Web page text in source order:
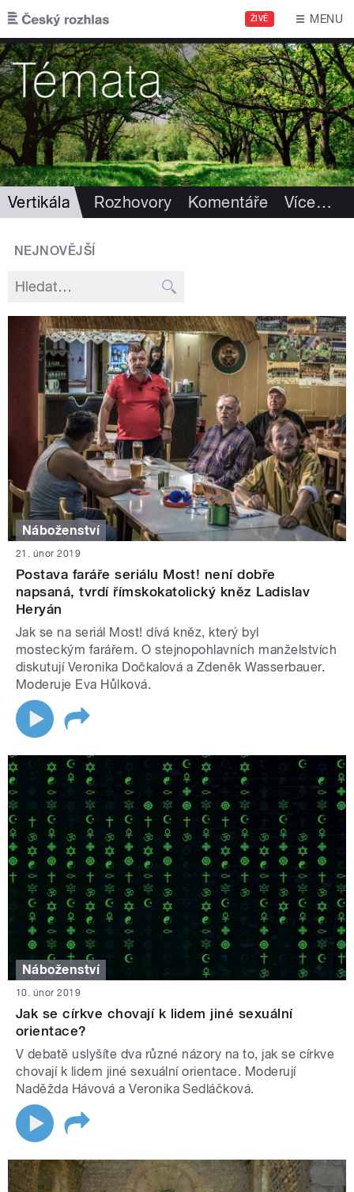
Přejít k hlavnímu obsahu
ŽIVĚ MENU
Vertikála Rozhovory Komentáře Více…
NEJNOVĚJŠÍ
Náboženství
21. únor 2019
Postava faráře seriálu Most! není dobře
napsaná, tvrdí římskokatolický kněz Ladislav
Heryán
Jak se na seriál Most! dívá kněz, který byl
mosteckým farářem. O stejnopohlavních manželstvích
diskutují Veronika Dočkalová a Zdeněk Wasserbauer.
Moderuje Eva Hůlková.
Náboženství
10. únor 2019
Jak se církve chovají k lidem jiné sexuální
orientace?
V debatě uslyšíte dva různé názory na to, jak se církve
chovají k lidem jiné sexuální orientace. Moderují
Naděžda Hávová a Veronika Sedláčková.